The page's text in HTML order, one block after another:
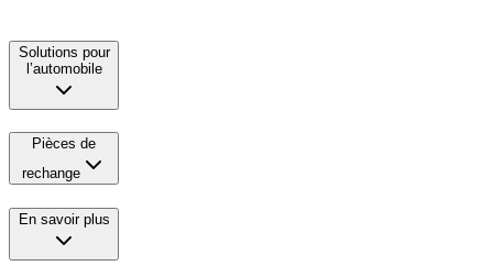
Solutions pour
l’automobile
Pièces de
rechange
En savoir plus